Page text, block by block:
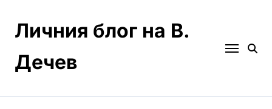
contentЛичния блог на В.
Дечев